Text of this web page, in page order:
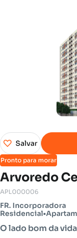
Pronto para morar
Arvoredo
Salvar
APL000006
FR. Incorporadora
Residencial•
O lado bom da